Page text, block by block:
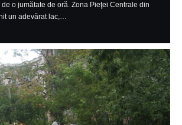
o jumătate de oră. Zona Pieţei Centrale din
un adevărat lac,…